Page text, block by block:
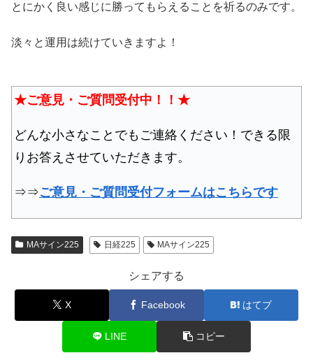
とにかく良い感じに勝ってもらえることを祈るのみです。
淡々と運用は続けていきますよ！
★ご意見・ご質問受付中！！★
どんな小さなことでもご連絡ください！できる限
りお答えさせていただきます。
⇒⇒ご意見・ご質問受付フォームはこちらです
MAサイン225 日経225 MAサイン225
シェアする
X Facebook はてブ
LINE コピー